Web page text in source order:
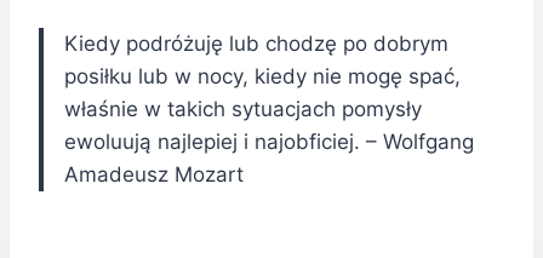
Kiedy podróżuję lub chodzę po dobrym
posiłku lub w nocy, kiedy nie mogę spać,
właśnie w takich sytuacjach pomysły
ewoluują najlepiej i najobficiej. – Wolfgang
Amadeusz Mozart